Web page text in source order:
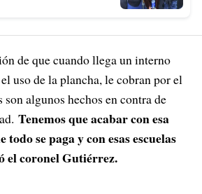
de que cuando llega un interno
uso de la plancha, le cobran por el
son algunos hechos en contra de
Tenemos que acabar con esa
se paga y con esas escuelas
el coronel Gutiérrez.